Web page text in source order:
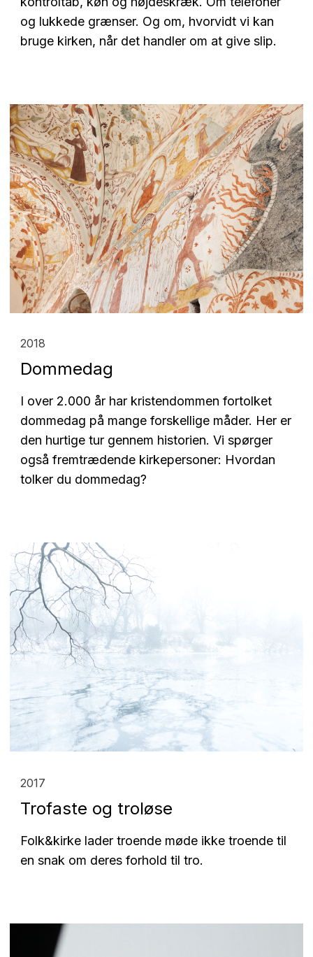
og lukkede grænser. Og om, hvorvidt vi kan
bruge kirken, når det handler om at give slip.
2018
Dommedag
I over 2.000 år har kristendommen fortolket
dommedag på mange forskellige måder. Her er
den hurtige tur gennem historien. Vi spørger
også fremtrædende kirkepersoner: Hvordan
tolker du dommedag?
2017
Trofaste og troløse
Folk&kirke lader troende møde ikke troende til
en snak om deres forhold til tro.